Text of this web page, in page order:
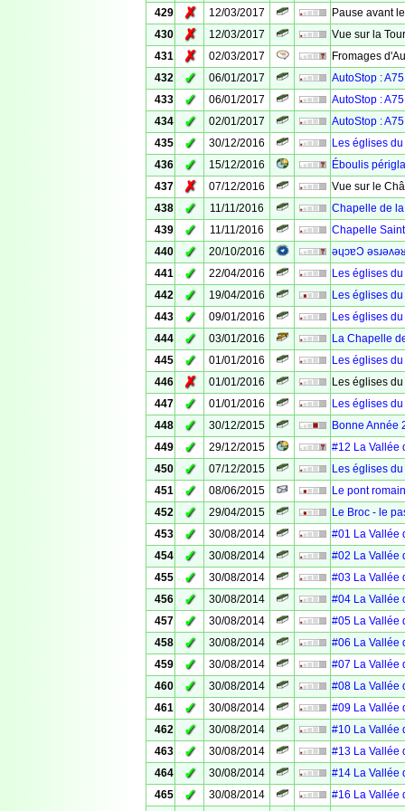
429 ✗ 12/03/2017
Pause avant
430
✗ 12/03/2017
Vue sur la
431
✗ 02/03/2017
Fromages
432
✓ 06/01/2017
AutoStop :
433
✓ 06/01/2017
AutoStop :
434
✓ 02/01/2017
AutoStop :
435
✓ 30/12/2016
Les églises
436
✓ 15/12/2016
Éboulis
437
✗ 07/12/2016
Vue sur le
438
✓ 11/11/2016
Chapelle de
439
✓ 11/11/2016
Chapelle
440
✓ 20/10/2016
ǝɥɔɐϽ
441
✓ 22/04/2016
Les églises
442
✓ 19/04/2016
Les églises
443
✓ 09/01/2016
Les églises
444
✓ 03/01/2016
La Chapelle
445
✓ 01/01/2016
Les églises
446
✗ 01/01/2016
Les églises
447
✓ 01/01/2016
Les églises
448
✓ 30/12/2015
Bonne Année
449
✓ 29/12/2015
#12 La Vallée
450
✓ 07/12/2015
Les églises
451
✓ 08/06/2015
Le pont
452
✓ 29/04/2015
Le Broc - le
453
✓ 30/08/2014
#01 La Vallée
454
✓ 30/08/2014
#02 La Vallée
455
✓ 30/08/2014
#03 La Vallée
456
✓ 30/08/2014
#04 La Vallée
457
✓ 30/08/2014
#05 La Vallée
458
✓ 30/08/2014
#06 La Vallée
459
✓ 30/08/2014
#07 La Vallée
460
✓ 30/08/2014
#08 La Vallée
461
✓ 30/08/2014
#09 La Vallée
462
✓ 30/08/2014
#10 La Vallée
463
✓ 30/08/2014
#13 La Vallée
464
✓ 30/08/2014
#14 La Vallée
465
✓ 30/08/2014
#16 La Vallée